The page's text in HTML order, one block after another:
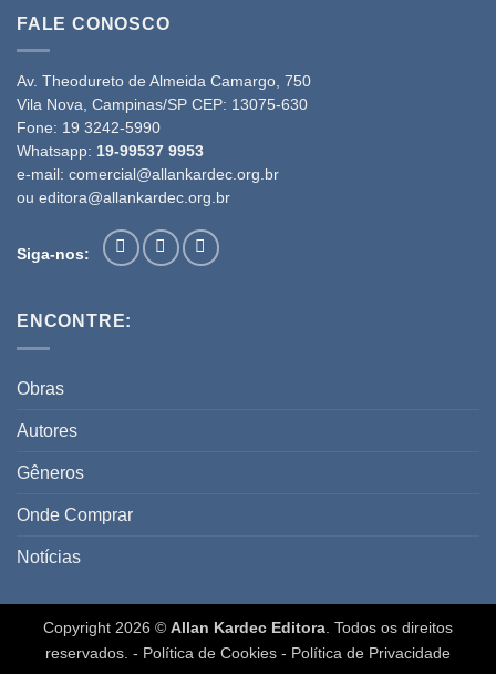
FALE CONOSCO
Av. Theodureto de Almeida Camargo, 750
Vila Nova, Campinas/SP CEP: 13075-630
Fone: 19 3242-5990
Whatsapp: 19-99537 9953
e-mail: comercial@allankardec.org.br
ou editora@allankardec.org.br
Siga-nos:
ENCONTRE:
Obras
Autores
Gêneros
Onde Comprar
Notícias
Copyright 2026 © Allan Kardec Editora . Todos os direitos
reservados. - Política de Cookies - Política de Privacidade